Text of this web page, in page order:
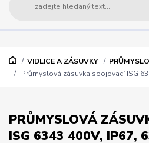
VIDLICE A ZÁSUVKY
Průmyslová zásuvka spojovací ISG
PRŮMYSLOVÁ
ISG 6343 400V, IP67,